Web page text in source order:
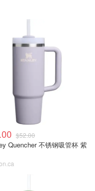
$52.00
Quencher 不锈钢吸管杯 紫